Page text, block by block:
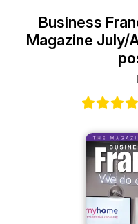
Business
Magazine July/